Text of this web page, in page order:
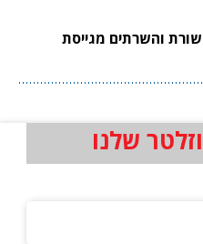
והשרתים מגייסת
שלנו